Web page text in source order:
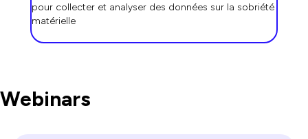
pour collecter et analyser des données sur la sobriété
matérielle
Webinars